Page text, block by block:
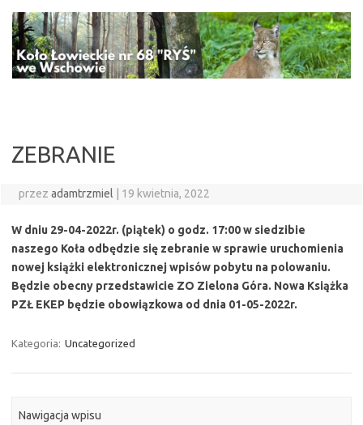
treści
ZEBRANIE
przez adamtrzmiel 19 kwietnia, 2022
W dniu 29-04-2022r. (piątek) o godz. 17:00 w siedzibie
naszego Koła odbędzie się zebranie w sprawie uruchomienia
nowej książki elektronicznej wpisów pobytu na polowaniu.
Będzie obecny przedstawicie ZO Zielona Góra. Nowa Książka
PZŁ EKEP będzie obowiązkowa od dnia 01-05-2022r.
Kategoria: Uncategorized
Nawigacja wpisu